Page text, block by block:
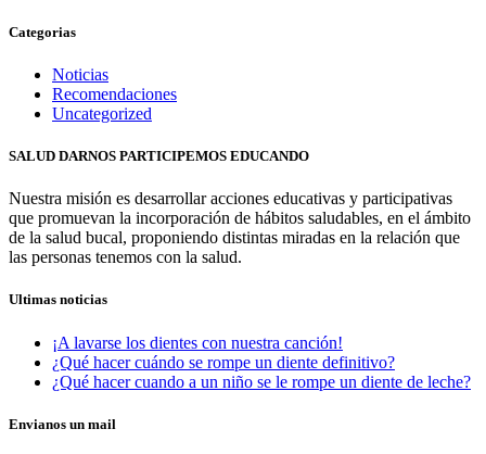
Categorias
Noticias
Recomendaciones
Uncategorized
SALUD DARNOS PARTICIPEMOS EDUCANDO
Nuestra misión es desarrollar acciones educativas y participativas
que promuevan la incorporación de hábitos saludables, en el ámbito
de la salud bucal, proponiendo distintas miradas en la relación que
las personas tenemos con la salud.
Ultimas noticias
¡A lavarse los dientes con nuestra canción!
¿Qué hacer cuándo se rompe un diente definitivo?
¿Qué hacer cuando a un niño se le rompe un diente de leche?
Envianos un mail